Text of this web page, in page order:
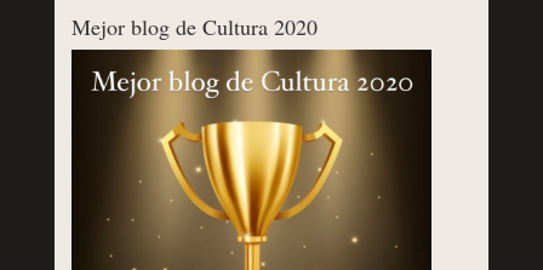
Mejor blog de Cultura 2020